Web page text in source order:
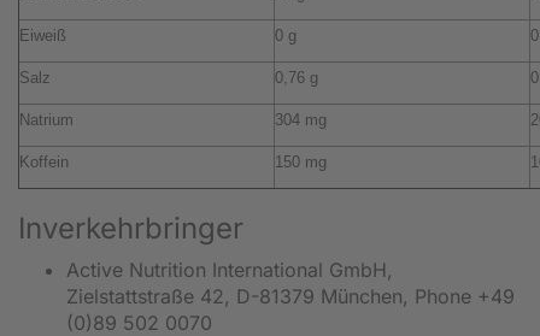
Eiweiß 0 g
Salz 0,76 g
Natrium 304 mg
Koffein 150 mg
Inverkehrbringer
Active Nutrition International GmbH,
Zielstattstraße 42, D-81379 München, Phone +49
(0)89 502 0070